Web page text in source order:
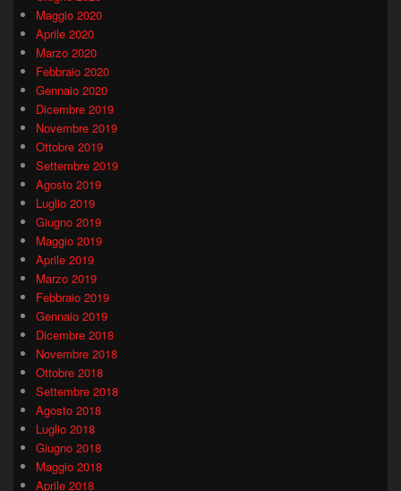
Maggio 2020
Aprile 2020
Marzo 2020
Febbraio 2020
Gennaio 2020
Dicembre 2019
Novembre 2019
Ottobre 2019
Settembre 2019
Agosto 2019
Luglio 2019
Giugno 2019
Maggio 2019
Aprile 2019
Marzo 2019
Febbraio 2019
Gennaio 2019
Dicembre 2018
Novembre 2018
Ottobre 2018
Settembre 2018
Agosto 2018
Luglio 2018
Giugno 2018
Maggio 2018
Aprile 2018